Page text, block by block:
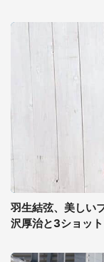
羽生結弦、美しい
沢厚治と3ショッ